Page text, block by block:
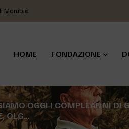
Morubio
HOME FONDAZIONE
OGGI I COMPLEANNI
OLG…